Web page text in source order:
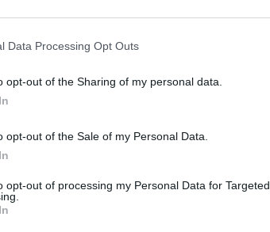
Data Processing Opt Outs
opt-out of the Sharing of my personal data.
opt-out of the Sale of my Personal Data.
opt-out of processing my Personal Data for Targeted
en Orriols bajo el lema "El Ayuntamiento calla, Orriols
los vecinos